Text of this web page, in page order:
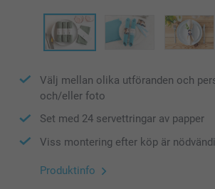
Välj mellan olika utföranden och
och/eller foto
Set med 24 servettringar av papper
Viss montering efter köp är
Produktinfo